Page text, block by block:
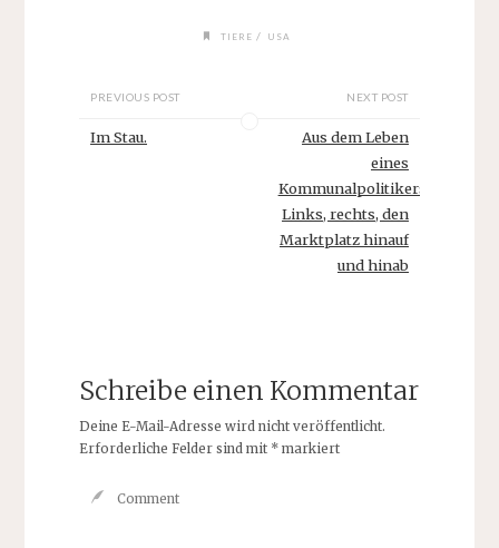
TIERE / USA
PREVIOUS POST
Im Stau.
NEXT POST
Aus dem Leben
eines
Kommunalpolitikers:
Links, rechts, den
Marktplatz hinauf
und hinab
Schreibe einen Kommentar
Deine E-Mail-Adresse wird nicht veröffentlicht.
Erforderliche Felder sind mit *markiert